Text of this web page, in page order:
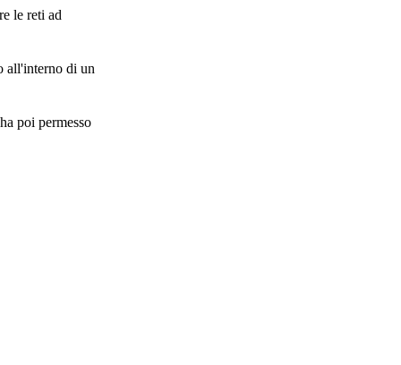
le reti ad
all'interno di un
poi permesso